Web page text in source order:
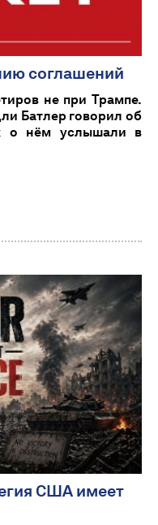
соглашений
не при Трампе.
Батлер говорил об
о нём услышали в
США имеет